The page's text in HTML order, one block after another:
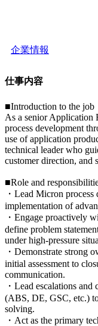
企業情報
仕事内容
■Introduction to the job
As a senior Application
process development
use of application
technical leader who
customer direction, and
■Role and
・Lead Micron
implementation of
・Engage proactively
define problem
under high-pressure
・Demonstrate strong
initial assessment to
communication.
・Lead escalations
(ABS, DE, GSC, etc.)
solving.
・Act as the primary